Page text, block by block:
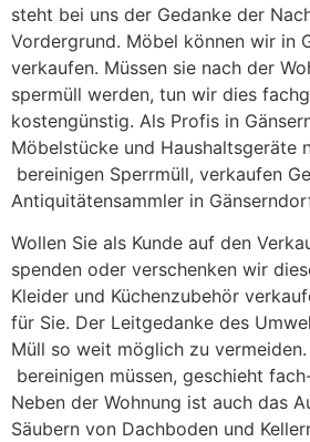
steht bei uns der Gedanke der
Vordergrund. Möbel können wir in
verkaufen. Müssen sie nach der
spermüll werden, tun wir dies
kostengünstig. Als Profis in
Möbelstücke und Haushaltsgeräte
bereinigen Sperrmüll, verkaufen
Antiquitätensammler in
Wollen Sie als Kunde auf den
spenden oder verschenken wir
Kleider und Küchenzubehör
für Sie. Der Leitgedanke des
Müll so weit möglich zu
bereinigen müssen, geschieht
Neben der Wohnung ist auch das
Säubern von Dachboden und